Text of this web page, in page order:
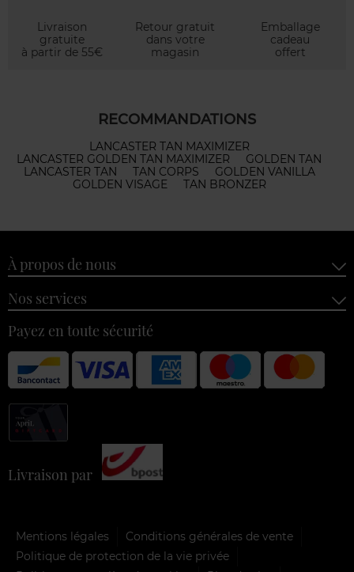
Livraison
gratuite
à partir de 55€
Retour gratuit
dans votre
magasin
Emballage
cadeau
offert
RECOMMANDATIONS
LANCASTER TAN MAXIMIZER
LANCASTER GOLDEN TAN MAXIMIZER
GOLDEN TAN
LANCASTER TAN
TAN CORPS
GOLDEN VANILLA
GOLDEN VISAGE
TAN BRONZER
À propos de nous
Nos services
Payez en toute sécurité
Livraison par
Mentions légales
Conditions générales de vente
Politique de protection de la vie privée